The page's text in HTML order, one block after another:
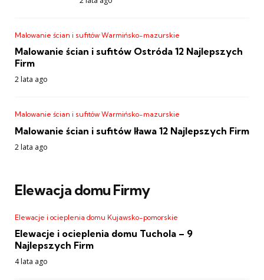
Malowanie ścian i sufitów Warmińsko-mazurskie
Malowanie ścian i sufitów Ostróda 12 Najlepszych
Firm
2 lata ago
Malowanie ścian i sufitów Warmińsko-mazurskie
Malowanie ścian i sufitów Iława 12 Najlepszych Firm
2 lata ago
Elewacja domu Firmy
Elewacje i ocieplenia domu Kujawsko-pomorskie
Elewacje i ocieplenia domu Tuchola – 9
Najlepszych Firm
4 lata ago